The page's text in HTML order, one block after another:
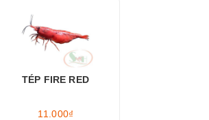
TÉP FIRE RED
11.000₫